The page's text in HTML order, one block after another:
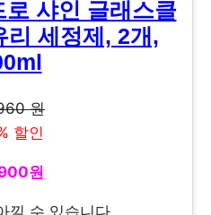
샤인 글래스클
리 세정제, 2개,
원
할인
원